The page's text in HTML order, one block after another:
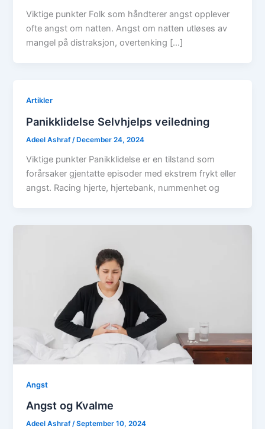
Viktige punkter Folk som håndterer angst opplever
ofte angst om natten. Angst om natten utløses av
mangel på distraksjon, overtenking […]
Artikler
Panikklidelse Selvhjelps veiledning
Adeel Ashraf/December 24, 2024
Viktige punkter Panikklidelse er en tilstand som
forårsaker gjentatte episoder med ekstrem frykt eller
angst. Racing hjerte, hjertebank, nummenhet og
Angst
Angst og Kvalme
Adeel Ashraf/September 10, 2024